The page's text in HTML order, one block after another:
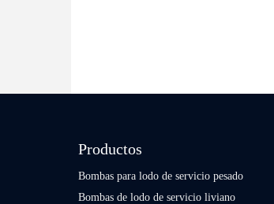
Productos
Bombas para lodo de servicio pesado
Bombas de lodo de servicio liviano